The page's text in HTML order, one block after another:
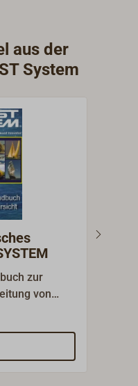
aus der
System
zur
von
im
steht
&